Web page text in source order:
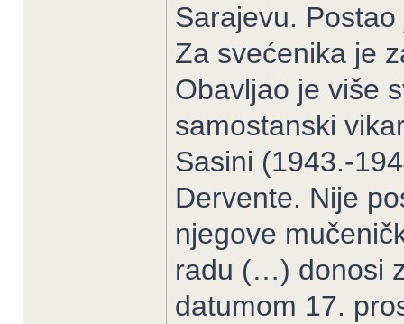
Sarajevu.
Za svećenika je
Obavljao je više
samostanski
Sasini (1943.-
Dervente. Nije
njegove
radu (…) donosi
datumom 17.